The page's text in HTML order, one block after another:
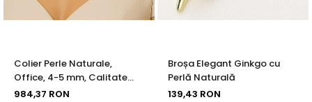
Colier Perle Naturale,
Office, 4-5 mm, Calitate
AAA, Aur 14K | KASKADDA®
984,37 RON
Broșa Elegant Ginkgo cu
Perlă Naturală
139,43 RON